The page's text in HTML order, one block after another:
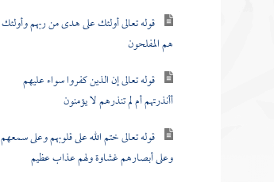
قوله تعالى أولئك على هدى من ربهم وأولئك
هم المفلحون
قوله تعالى إن الذين كفروا سواء عليهم
أأنذرتهم أم لم تنذرهم لا يؤمنون
قوله تعالى ختم الله على قلوبهم وعلى سمعهم
وعلى أبصارهم غشاوة ولهم عذاب عظيم